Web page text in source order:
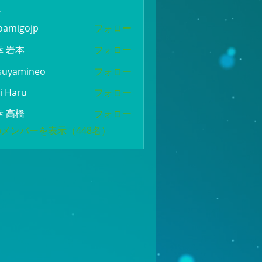
フォロー
岩本
フォロー
フォロー
Haru
フォロー
高橋
フォロー
ンバーを表示（448名）